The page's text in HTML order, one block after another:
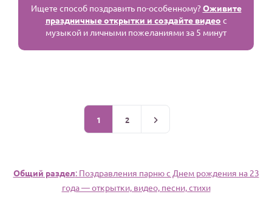
Ищете способ поздравить по-особенному?Оживите
праздничные открытки и создайте видео с
музыкой и личными пожеланиями за 5 минут
1 2
Общий раздел: Поздравления парню c Днем рождения на 23
года — открытки, видео, песни, стихи